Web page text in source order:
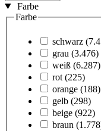
Farbe
Farbe
schwarz
grau (3.476)
weiß (6.287)
rot (225)
orange (188)
gelb (298)
beige (922)
braun